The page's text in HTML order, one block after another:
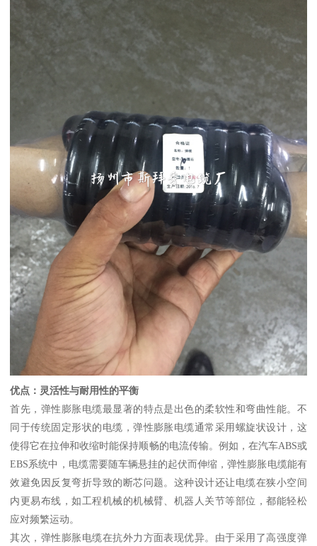
优点：灵活性与耐用性的平衡
首先，弹性膨胀电缆最显著的特点是出色的柔软性和弯曲性能。不
同于传统固定形状的电缆，弹性膨胀电缆通常采用螺旋状设计，这
使得它在拉伸和收缩时能保持顺畅的电流传输。例如，在汽车ABS或
EBS系统中，电缆需要随车辆悬挂的起伏而伸缩，弹性膨胀电缆能有
效避免因反复弯折导致的断芯问题。这种设计还让电缆在狭小空间
内更易布线，如工程机械的机械臂、机器人关节等部位，都能轻松
应对频繁运动。
其次，弹性膨胀电缆在抗外力方面表现优异。由于采用了高强度弹